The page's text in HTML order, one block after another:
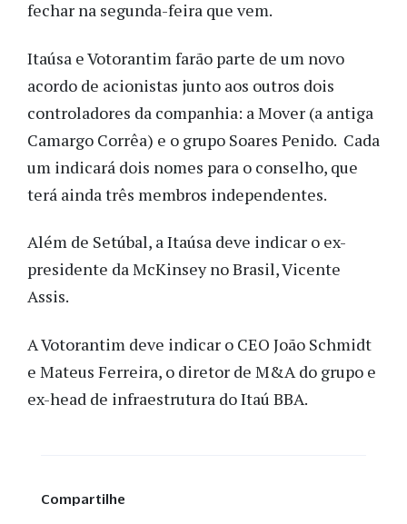
fechar na segunda-feira que vem.
Itaúsa e Votorantim farão parte de um novo
acordo de acionistas junto aos outros dois
controladores da companhia: a Mover (a antiga
Camargo Corrêa) e o grupo Soares Penido. Cada
um indicará dois nomes para o conselho, que
terá ainda três membros independentes.
Além de Setúbal, a Itaúsa deve indicar o ex-
presidente da McKinsey no Brasil, Vicente
Assis.
A Votorantim deve indicar o CEO João Schmidt
e Mateus Ferreira, o diretor de M&A do grupo e
ex-head de infraestrutura do Itaú BBA.
Compartilhe